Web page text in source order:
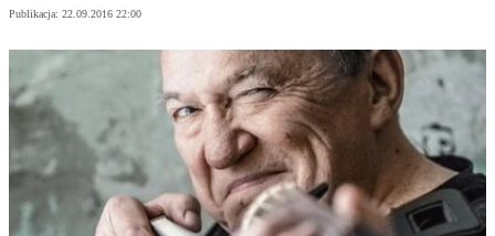
Publikacja: 22.09.2016 22:00